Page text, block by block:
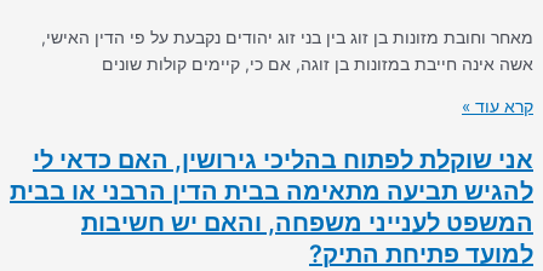
מאחר וחובת מזונות בן זוג בין בני זוג יהודים נקבעת על פי הדין האישי,
אשה אינה חייבת במזונות בן זוגה, אם כי, קיימים קולות שונים
קרא עוד »
אני שוקלת לפתוח בהליכי גירושין, האם כדאי לי
להגיש תביעה מתאימה בבית הדין הרבני או בבית
המשפט לענייני משפחה, והאם יש חשיבות
למועד פתיחת התיק?